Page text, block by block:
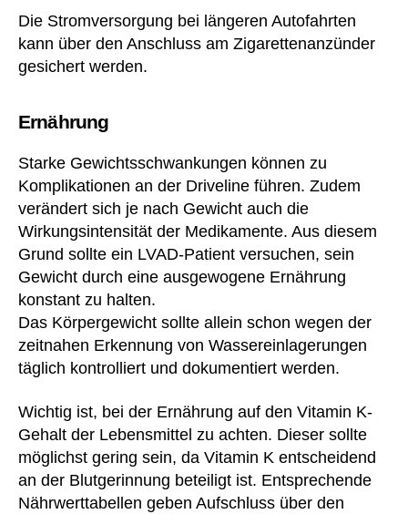
Die Stromversorgung bei längeren Autofahrten
kann über den Anschluss am Zigarettenanzünder
gesichert werden.
Ernährung
Starke Gewichtsschwankungen können zu
Komplikationen an der Driveline führen. Zudem
verändert sich je nach Gewicht auch die
Wirkungsintensität der Medikamente. Aus diesem
Grund sollte ein LVAD-Patient versuchen, sein
Gewicht durch eine ausgewogene Ernährung
konstant zu halten.
Das Körpergewicht sollte allein schon wegen der
zeitnahen Erkennung von Wassereinlagerungen
täglich kontrolliert und dokumentiert werden.
Wichtig ist, bei der Ernährung auf den Vitamin K-
Gehalt der Lebensmittel zu achten. Dieser sollte
möglichst gering sein, da Vitamin K entscheidend
an der Blutgerinnung beteiligt ist. Entsprechende
Nährwerttabellen geben Aufschluss über den
A
b
b
t,
c
e
n
o